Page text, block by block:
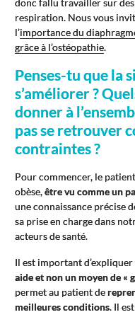
donc fallu travailler sur
respiration. Nous vous
l’importance du
grâce à l’ostéopathie.
Penses-tu que la
s’améliorer ?
donner à
pas se retrouver
contraintes ?
Pour commencer, le
obèse,être vu comme un
une connaissance précise
sa prise en charge dans
acteurs de santé.
Il est important
aide et non un moyen de «
permet au patient de
meilleures conditions. Il